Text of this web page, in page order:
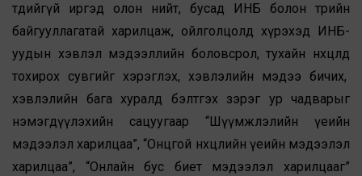
төдийгүй иргэд олон нийт, бусад ИНБ болон төрийн
байгууллагатай харилцаж, ойлголцолд хүрэхэд ИНБ-
уудын хэвлэл мэдээллийн боловсрол, тухайн нөхцөлд
тохирох сувгийг хэрэглэх, хэвлэлийн мэдээ бичих,
хэвлэлийн бага хуралд бэлтгэх зэрэг ур чадварыг
нэмэгдүүлэхийн сацуугаар “Шүүмжлэлийн үеийн
мэдээлэл харилцаа”, “Онцгой нөхцөлийн үеийн мэдээлэл
харилцаа”, “Онлайн бус биет мэдээлэл харилцааг”